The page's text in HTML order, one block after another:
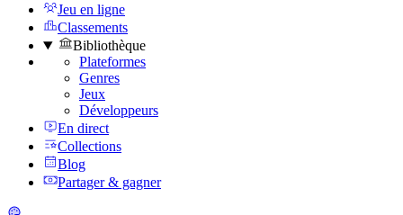
Jeu en ligne
Classements
Bibliothèque
Plateformes
Genres
Jeux
Développeurs
En direct
Collections
Blog
Partager & gagner